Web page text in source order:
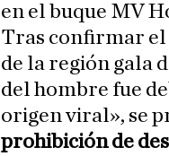
en el buque MV
Tras confirmar el
de la región gala
del hombre fue
origen viral», se
prohibición de